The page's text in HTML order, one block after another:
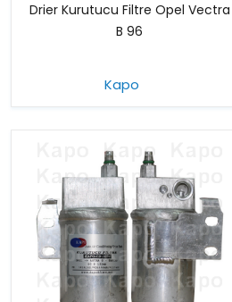
Drier Kurutucu Filtre Opel Vectra
B 96
Kapo